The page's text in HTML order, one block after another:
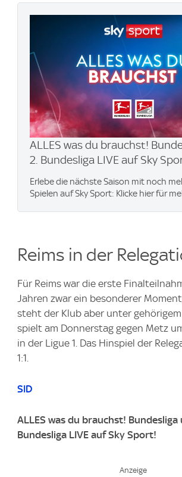
ALLES was du brauchst!
2. Bundesliga LIVE auf Sky
Erlebe die nächste Saison mit noch
Spielen auf Sky Sport: Klicke hier für
Reims in der
Für Reims war die erste
Jahren zwar ein besonderer
steht der Klub aber unter gehörigem
spielt am Donnerstag gegen Metz
in der Ligue 1. Das Hinspiel der
1:1.
SID
ALLES was du brauchst! Bundesliga
Bundesliga LIVE auf Sky Sport!